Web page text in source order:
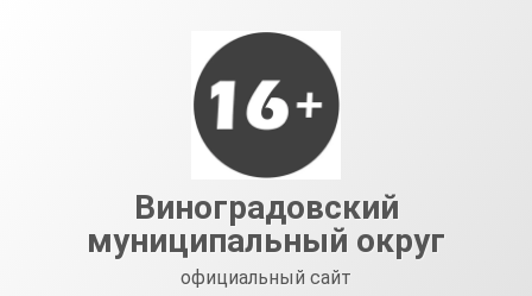
Виноградовский
муниципальный округ
официальный сайт